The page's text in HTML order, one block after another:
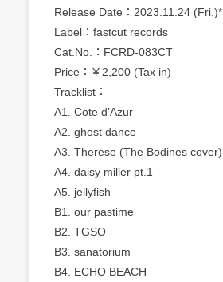
Release Date：2023.11.24 (Fri.)*
Label：fastcut records
Cat.No.：FCRD-083CT
Price：￥2,200 (Tax in)
Tracklist：
A1. Cote d’Azur
A2. ghost dance
A3. Therese (The Bodines cover)
A4. daisy miller pt.1
A5. jellyfish
B1. our pastime
B2. TGSO
B3. sanatorium
B4. ECHO BEACH